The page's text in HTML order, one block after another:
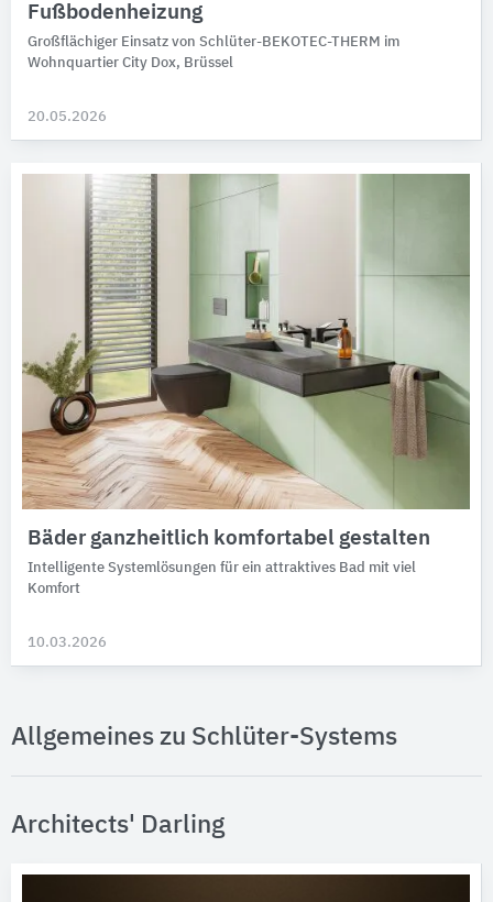
Fußbodenheizung
Großflächiger Einsatz von Schlüter-BEKOTEC-THERM im
Wohnquartier City Dox, Brüssel
20.05.2026
Bäder ganzheitlich komfortabel gestalten
Intelligente Systemlösungen für ein attraktives Bad mit viel
Komfort
10.03.2026
Allgemeines zu Schlüter-Systems
Architects' Darling